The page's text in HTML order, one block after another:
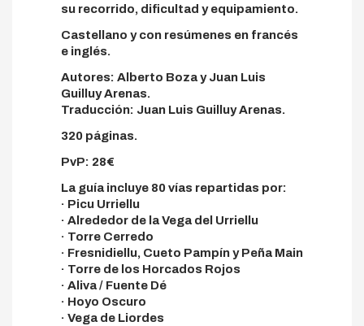
su recorrido, dificultad y equipamiento.
Castellano y con resúmenes en francés
e inglés.
Autores: Alberto Boza y Juan Luis
Guilluy Arenas.
Traducción: Juan Luis Guilluy Arenas.
320 páginas.
PvP: 28€
La guía incluye 80 vías repartidas por:
· Picu Urriellu
· Alrededor de la Vega del Urriellu
· Torre Cerredo
· Fresnidiellu, Cueto Pampín y Peña Main
· Torre de los Horcados Rojos
· Aliva / Fuente Dé
· Hoyo Oscuro
· Vega de Liordes